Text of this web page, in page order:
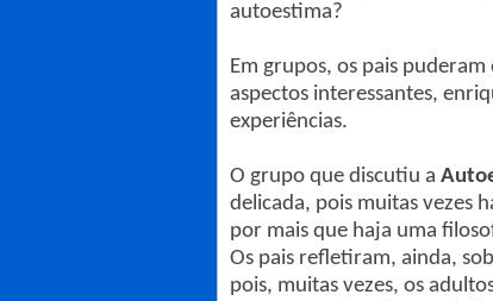
autoestima?
Em grupos, os pais
aspectos interessantes,
experiências.
O grupo que discutiu a
delicada, pois muitas vezes
por mais que haja uma
Os pais refletiram, ainda,
pois, muitas vezes, os